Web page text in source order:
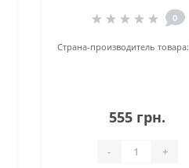
0
Страна-производитель товара:
555 грн.
- +